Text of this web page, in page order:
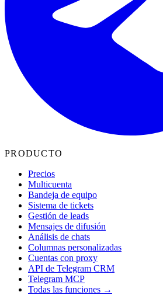
PRODUCTO
Precios
Multicuenta
Bandeja de equipo
Sistema de tickets
Gestión de leads
Mensajes de difusión
Análisis de chats
Columnas personalizadas
Cuentas con proxy
API de Telegram CRM
Telegram MCP
Todas las funciones →